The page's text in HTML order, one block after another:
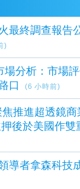
調查報告公布 菸頭
)
分析：市場評
口
(6 小時前)
超透鏡商業化 撤回
後於美國作雙
導者拿森科技